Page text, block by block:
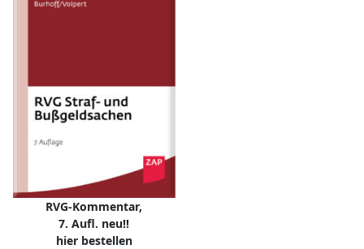
RVG-Kommentar,
7. Aufl. neu!!
hier bestellen